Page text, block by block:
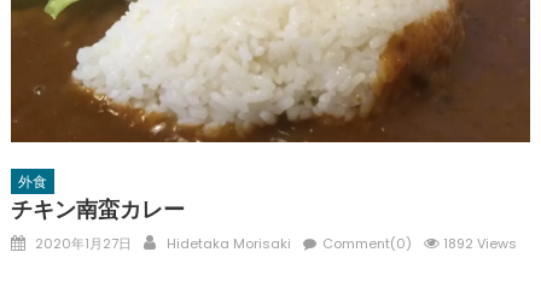
外食
チキン南蛮カレー
Posted
2020年1月27日 Author
Hidetaka Morisaki Comment(0) 1892 Views